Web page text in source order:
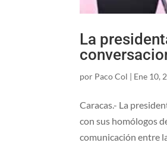
La
por Paco Col | Ene 10,
Caracas.- La
con sus homólogos
comunicación entre la